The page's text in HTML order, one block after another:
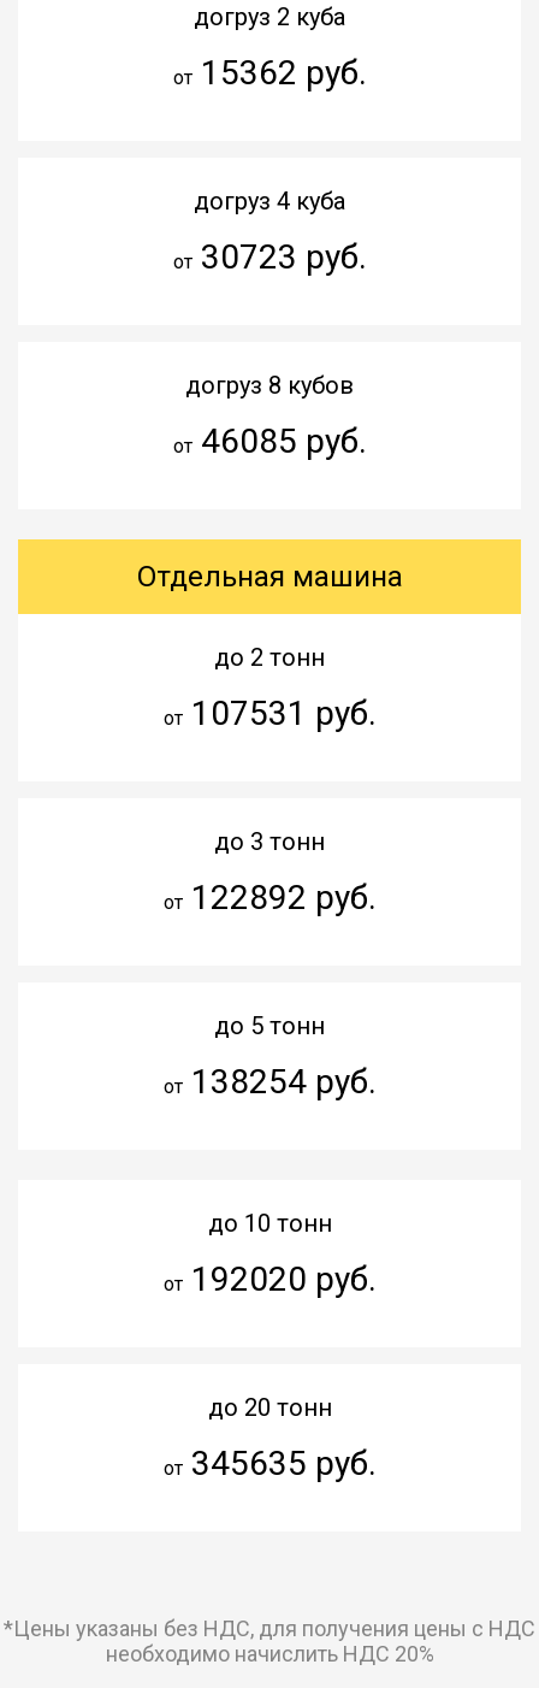
догруз 2 куба
от15362 руб.
догруз 4 куба
от30723 руб.
догруз 8 кубов
от46085 руб.
Отдельная машина
до 2 тонн
от107531 руб.
до 3 тонн
от122892 руб.
до 5 тонн
от138254 руб.
до 10 тонн
от192020 руб.
до 20 тонн
от345635 руб.
*Цены указаны без НДС, для получения цены с НДС
необходимо начислить НДС 20%